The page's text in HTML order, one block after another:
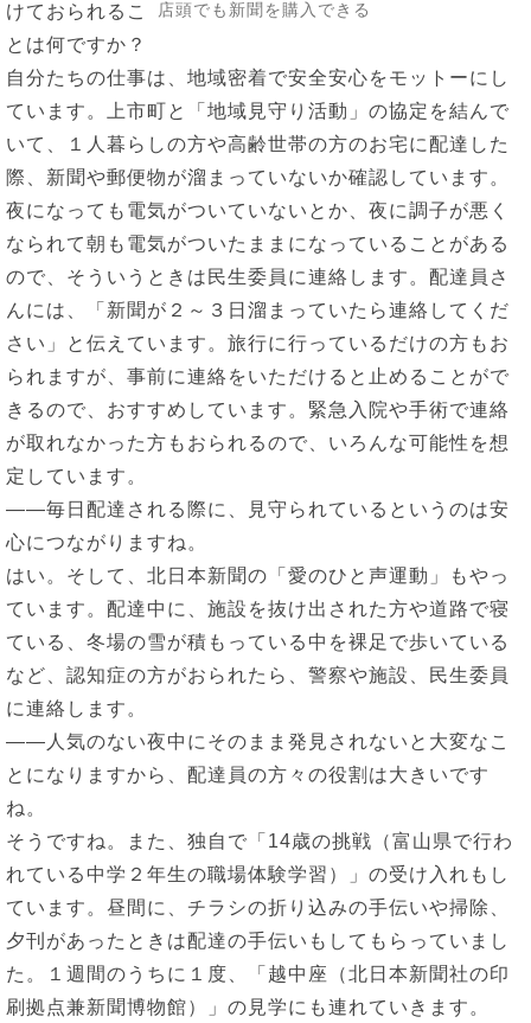
店頭でも新聞を購入できる
けておられるこ
とは何ですか？
自分たちの仕事は、地域密着で安全安心をモットーにし
ています。上市町と「地域見守り活動」の協定を結んで
いて、１人暮らしの方や高齢世帯の方のお宅に配達した
際、新聞や郵便物が溜まっていないか確認しています。
夜になっても電気がついていないとか、夜に調子が悪く
なられて朝も電気がついたままになっていることがある
ので、そういうときは民生委員に連絡します。配達員さ
んには、「新聞が２～３日溜まっていたら連絡してくだ
さい」と伝えています。旅行に行っているだけの方もお
られますが、事前に連絡をいただけると止めることがで
きるので、おすすめしています。緊急入院や手術で連絡
が取れなかった方もおられるので、いろんな可能性を想
定しています。
――毎日配達される際に、見守られているというのは安
心につながりますね。
はい。そして、北日本新聞の「愛のひと声運動」もやっ
ています。配達中に、施設を抜け出された方や道路で寝
ている、冬場の雪が積もっている中を裸足で歩いている
など、認知症の方がおられたら、警察や施設、民生委員
に連絡します。
――人気のない夜中にそのまま発見されないと大変なこ
とになりますから、配達員の方々の役割は大きいです
ね。
そうですね。また、独自で「14歳の挑戦（富山県で行わ
れている中学２年生の職場体験学習）」の受け入れもし
ています。昼間に、チラシの折り込みの手伝いや掃除、
夕刊があったときは配達の手伝いもしてもらっていまし
た。１週間のうちに１度、「越中座（北日本新聞社の印
刷拠点兼新聞博物館）」の見学にも連れていきます。